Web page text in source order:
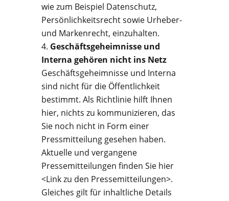
wie zum Beispiel Datenschutz,
Persönlichkeitsrecht sowie Urheber-
und Markenrecht, einzuhalten.
Geschäftsgeheimnisse und
Interna gehören nicht ins Netz
Geschäftsgeheimnisse und Interna
sind nicht für die Öffentlichkeit
bestimmt. Als Richtlinie hilft Ihnen
hier, nichts zu kommunizieren, das
Sie noch nicht in Form einer
Pressmitteilung gesehen haben.
Aktuelle und vergangene
Pressemitteilungen finden Sie hier
<Link zu den Pressemitteilungen>.
Gleiches gilt für inhaltliche Details